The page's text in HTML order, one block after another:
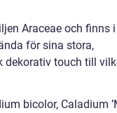
Araceae och finns
för sina stora,
dekorativ touch till
bicolor, Caladium